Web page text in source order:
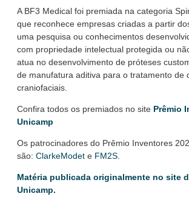
A BF3 Medical foi premiada na categoria
que reconhece empresas criadas a partir
uma pesquisa ou conhecimentos
com propriedade intelectual protegida ou
atua no desenvolvimento de próteses
de manufatura aditiva para o tratamento de
craniofaciais.
Confira todos os premiados no site Prêmio
Unicamp
Os patrocinadores do Prêmio Inventores
são: ClarkeModet e FM2S
Matéria publicada originalmente no site
Unicamp.